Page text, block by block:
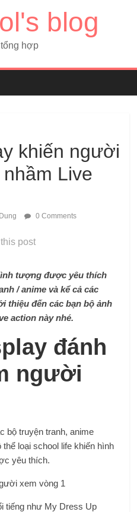
blog
hợp
khiến người
Live
0 Comments
post
tượng được yêu thích
/ anime và kể cả các
thiệu đến các bạn bộ ảnh
action này nhé.
đánh
người
bộ truyện tranh, anime
loại school life khiến hình
yêu thích.
tiếng như My Dress Up